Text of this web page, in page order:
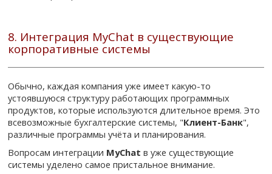
8. Интеграция MyChat в существующие
корпоративные системы
Обычно, каждая компания уже имеет какую-то
устоявшуюся структуру работающих программных
продуктов, которые используются длительное время. Это
всевозможные бухгалтерские системы, "Клиент-Банк",
различные программы учёта и планирования.
Вопросам интеграции MyChat в уже существующие
системы уделено самое пристальное внимание.